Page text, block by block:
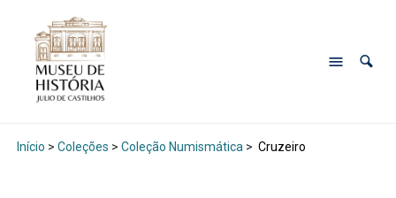
Início > Coleções > Coleção Numismática > Cruzeiro